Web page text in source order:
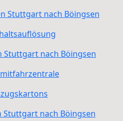
Stuttgart nach Böingsen
Stuttgart nach Böingsen
Stuttgart nach Böingsen